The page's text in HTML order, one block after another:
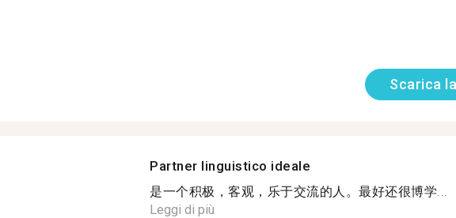
Scarica
Partner linguistico ideale
是一个积极，客观，乐于交流的人。最好还很博学...
Leggi di più